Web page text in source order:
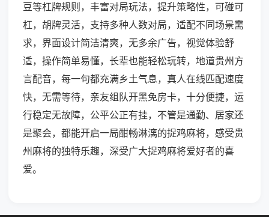
豆等杠牌规则，丰富对局玩法，提升策略性，可碰可
杠，胡牌灵活，支持多种人数对局，适配不同场景需
求，界面设计简洁清爽，无多余广告，视觉体验舒
适，操作简单易懂，长辈也能轻松玩转，地道贵州方
言配音，每一句都充满乡土气息，真人在线匹配速度
快，无需等待，亲友组队开黑免房卡，十分便捷，运
行稳定无故障，公平公正有挂，不管是通勤、居家还
是聚会，都能开启一局酣畅淋漓的捉鸡麻将，感受贵
州麻将的独特乐趣，深受广大捉鸡麻将爱好者的喜
爱。